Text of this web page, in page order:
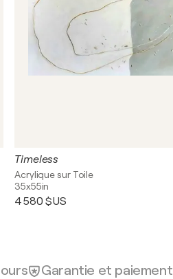
Timeless
Acrylique sur Toile
35x55in
4 580 $US
Garantie et paiement